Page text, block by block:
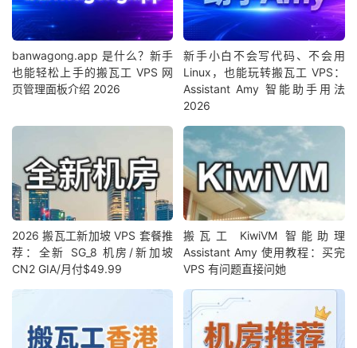
banwagong.app 是什么？新手
也能轻松上手的搬瓦工 VPS 网
页管理面板介绍 2026
新手小白不会写代码、不会用
Linux，也能玩转搬瓦工 VPS：
Assistant Amy 智能助手用法
2026
2026 搬瓦工新加坡 VPS 套餐推
荐：全新 SG_8 机房/新加坡
CN2 GIA/月付$49.99
搬瓦工 KiwiVM 智能助理
Assistant Amy 使用教程：买完
VPS 有问题直接问她